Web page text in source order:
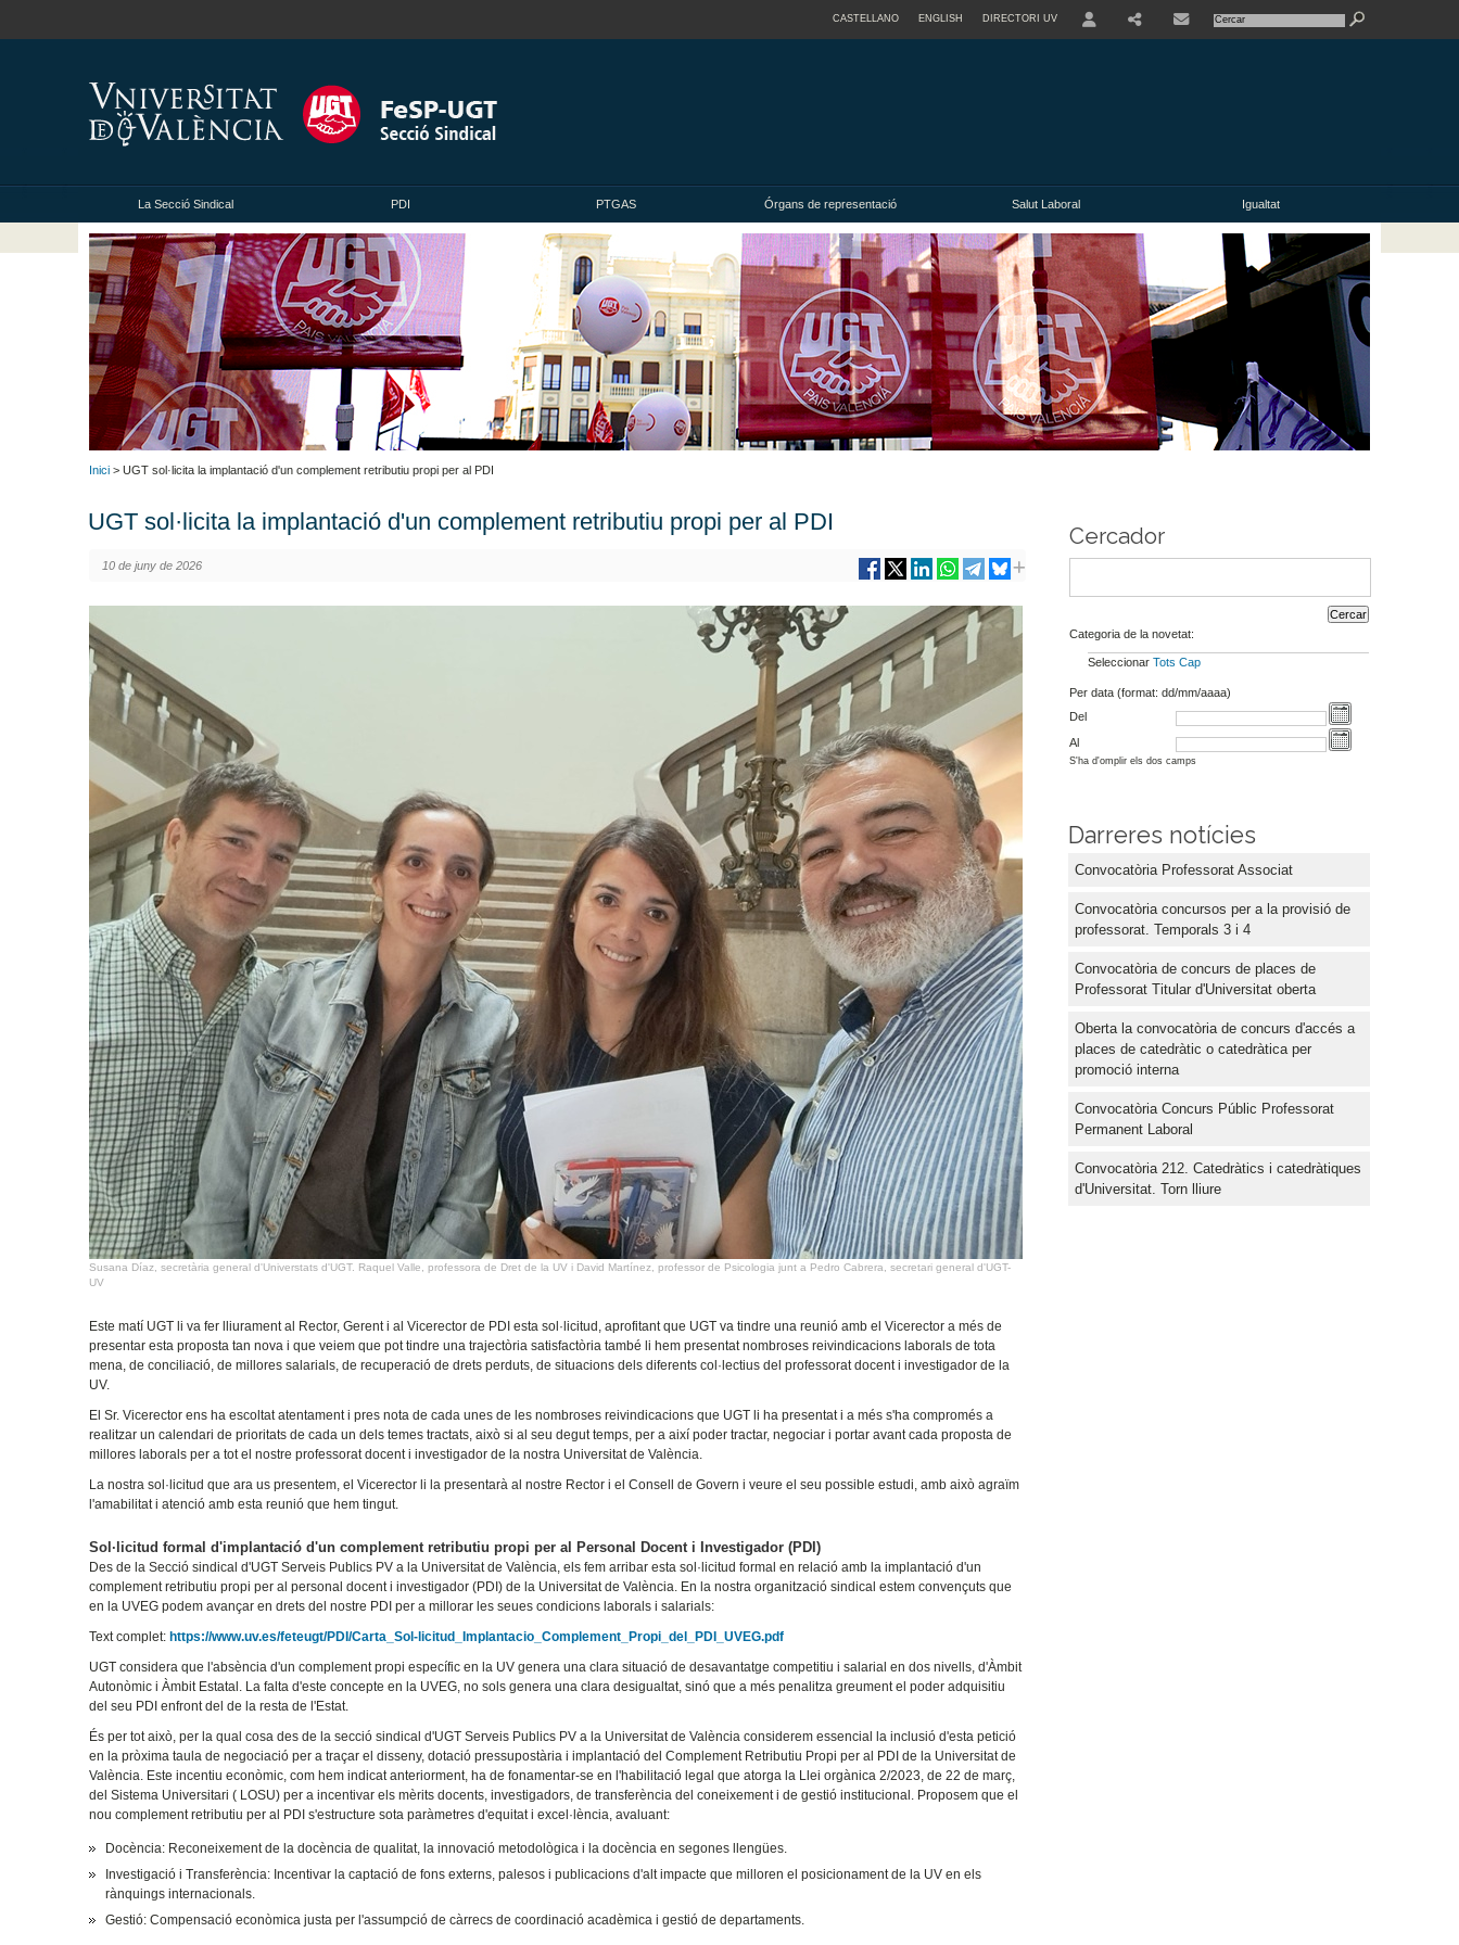
CASTELLANO ENGLISH DIRECTORI UV
La Secció Sindical PDI PTGAS Órgans de representació Salut Laboral Igualtat
Inici > UGT sol·licita la implantació d'un complement retributiu propi per al PDI
UGT sol·licita la implantació d'un complement retributiu propi per al PDI
10 de juny de 2026
Susana Díaz, secretària general d'Universtats d'UGT. Raquel Valle, professora de Dret de la UV i David Martínez, professor de Psicologia junt a Pedro Cabrera, secretari general d'UGT-
UV
Este matí UGT li va fer lliurament al Rector, Gerent i al Vicerector de PDI esta sol·licitud, aprofitant que UGT va tindre una reunió amb el Vicerector a més de
presentar esta proposta tan nova i que veiem que pot tindre una trajectòria satisfactòria també li hem presentat nombroses reivindicacions laborals de tota
mena, de conciliació, de millores salarials, de recuperació de drets perduts, de situacions dels diferents col·lectius del professorat docent i investigador de la
UV.
El Sr. Vicerector ens ha escoltat atentament i pres nota de cada unes de les nombroses reivindicacions que UGT li ha presentat i a més s'ha compromés a
realitzar un calendari de prioritats de cada un dels temes tractats, això si al seu degut temps, per a així poder tractar, negociar i portar avant cada proposta de
millores laborals per a tot el nostre professorat docent i investigador de la nostra Universitat de València.
La nostra sol·licitud que ara us presentem, el Vicerector li la presentarà al nostre Rector i el Consell de Govern i veure el seu possible estudi, amb això agraïm
l'amabilitat i atenció amb esta reunió que hem tingut.
Sol·licitud formal d'implantació d'un complement retributiu propi per al Personal Docent i Investigador (PDI)
Des de la Secció sindical d'UGT Serveis Publics PV a la Universitat de València, els fem arribar esta sol·licitud formal en relació amb la implantació d'un
complement retributiu propi per al personal docent i investigador (PDI) de la Universitat de València. En la nostra organització sindical estem convençuts que
en la UVEG podem avançar en drets del nostre PDI per a millorar les seues condicions laborals i salarials:
Text complet:https://www.uv.es/feteugt/PDI/Carta_Sol-licitud_Implantacio_Complement_Propi_del_PDI_UVEG.pdf
UGT considera que l'absència d'un complement propi específic en la UV genera una clara situació de desavantatge competitiu i salarial en dos nivells, d'Àmbit
Autonòmic i Àmbit Estatal. La falta d'este concepte en la UVEG, no sols genera una clara desigualtat, sinó que a més penalitza greument el poder adquisitiu
del seu PDI enfront del de la resta de l'Estat.
És per tot això, per la qual cosa des de la secció sindical d'UGT Serveis Publics PV a la Universitat de València considerem essencial la inclusió d'esta petició
en la pròxima taula de negociació per a traçar el disseny, dotació pressupostària i implantació del Complement Retributiu Propi per al PDI de la Universitat de
València. Este incentiu econòmic, com hem indicat anteriorment, ha de fonamentar-se en l'habilitació legal que atorga la Llei orgànica 2/2023, de 22 de març,
del Sistema Universitari ( LOSU) per a incentivar els mèrits docents, investigadors, de transferència del coneixement i de gestió institucional. Proposem que el
nou complement retributiu per al PDI s'estructure sota paràmetres d'equitat i excel·lència, avaluant:
Docència: Reconeixement de la docència de qualitat, la innovació metodològica i la docència en segones llengües.
Investigació i Transferència: Incentivar la captació de fons externs, palesos i publicacions d'alt impacte que milloren el posicionament de la UV en els
rànquings internacionals.
Gestió: Compensació econòmica justa per l'assumpció de càrrecs de coordinació acadèmica i gestió de departaments.
Cercador
Categoria de la novetat:
Seleccionar Tots Cap
Per data (format: dd/mm/aaaa)
Del
Al
S'ha d'omplir els dos camps
Darreres notícies
Convocatòria Professorat Associat
Convocatòria concursos per a la provisió de
professorat. Temporals 3 i 4
Convocatòria de concurs de places de
Professorat Titular d'Universitat oberta
Oberta la convocatòria de concurs d'accés a
places de catedràtic o catedràtica per
promoció interna
Convocatòria Concurs Públic Professorat
Permanent Laboral
Convocatòria 212. Catedràtics i catedràtiques
d'Universitat. Torn lliure